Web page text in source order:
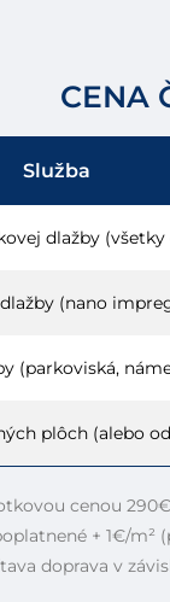
CENA
Služba
dlažby
(nano
(parkoviská,
plôch (alebo
cenou
+ 1€/m²
doprava v